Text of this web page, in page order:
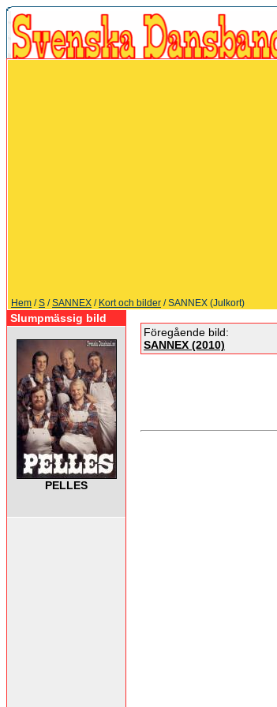
Hem /S /SANNEX / Kort och bilder / SANNEX (Julkort)
Slumpmässig bild
PELLES
Föregående bild:
SANNEX (2010)